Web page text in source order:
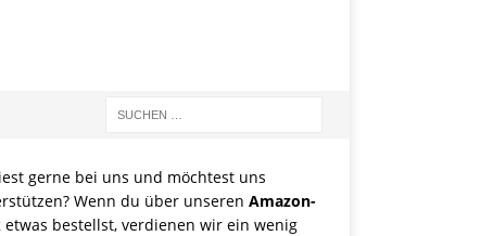
gerne bei uns und möchtest uns
Wenn du über unseren Amazon-
etwas bestellst, verdienen wir ein wenig